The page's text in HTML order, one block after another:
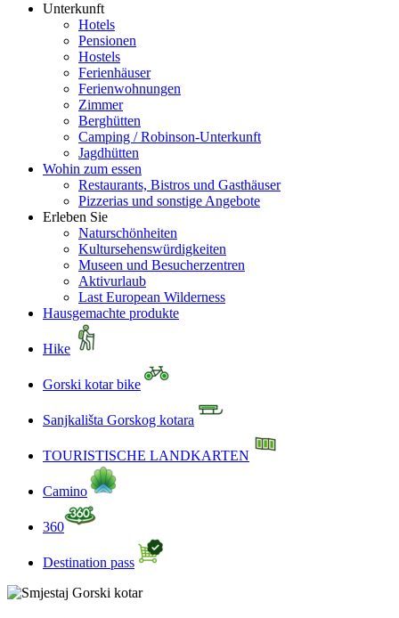
Unterkunft
Hotels
Pensionen
Hostels
Ferienhäuser
Ferienwohnungen
Zimmer
Berghütten
Camping / Robinson-Unterkunft
Jagdhütten
Wohin zum essen
Restaurants, Bistros und Gasthäuser
Pizzerias und sonstige Angebote
Erleben Sie
Naturschönheiten
Kultursehenswürdigkeiten
Museen und Besucherzentren
Aktivurlaub
Last European Wilderness
Hausgemachte produkte
Hike
Gorski kotar bike
Sanjkališta Gorskog kotara
TOURISTISCHE LANDKARTEN
Camino
360
Destination pass